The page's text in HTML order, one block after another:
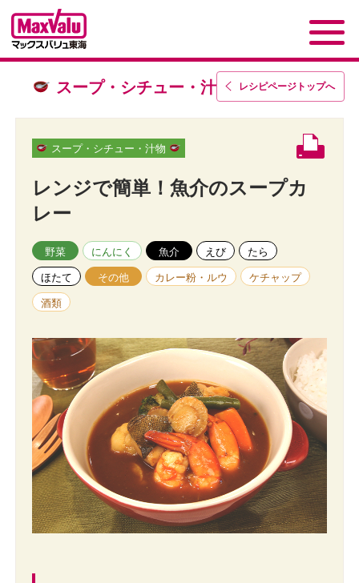
レシピページトップへ
スープ・シチュー・汁物
スープ・シチュー・汁物
レンジで簡単！魚介のスープカ
レー
野菜 にんにく 魚介 えび たら
ほたて その他 カレー粉・ルウ ケチャップ
酒類